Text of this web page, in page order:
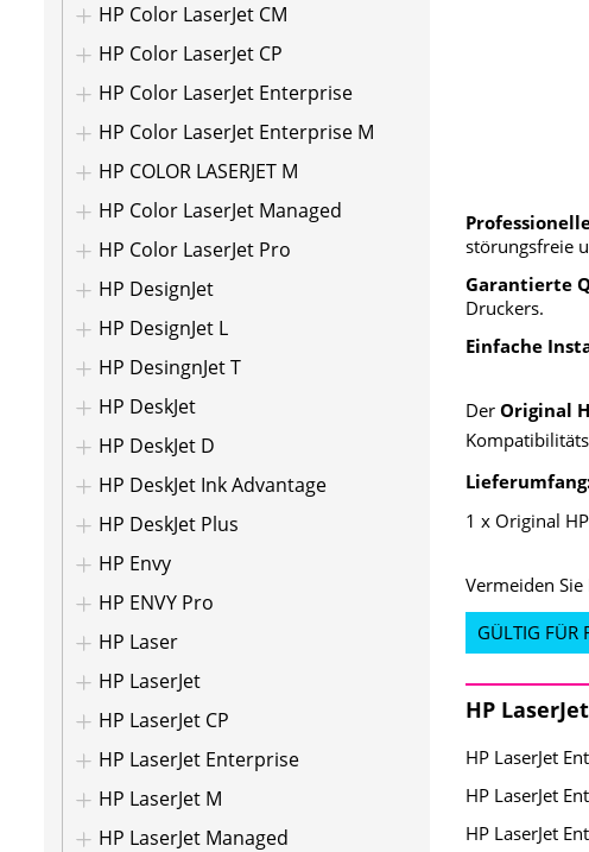
HP Color LaserJet CM
HP Color LaserJet CP
HP Color LaserJet Enterprise
HP Color LaserJet Enterprise M
HP COLOR LASERJET M
HP Color LaserJet Managed
HP Color LaserJet Pro
HP DesignJet
HP DesignJet L
HP DesingnJet T
HP DeskJet
HP DeskJet D
HP DeskJet Ink Advantage
HP DeskJet Plus
HP Envy
HP ENVY Pro
HP Laser
HP LaserJet
HP LaserJet CP
HP LaserJet Enterprise
HP LaserJet M
HP LaserJet Managed
störungsfreie
Garantierte
Druckers.
Einfache
Der Original
1 x Original
Vermeiden
GÜLTIG FÜR
HP
HP LaserJet
HP LaserJet
HP LaserJet